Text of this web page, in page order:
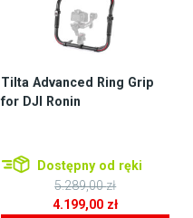
Tilta Advanced Ring Grip
for DJI Ronin
Dostępny od ręki
5.289,00zł
Pierwotna4.199,00 zł